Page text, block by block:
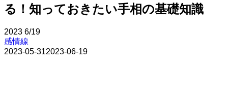
る！知っておきたい手相の基礎知識
2023 6/19
感情線
2023-05-312023-06-19